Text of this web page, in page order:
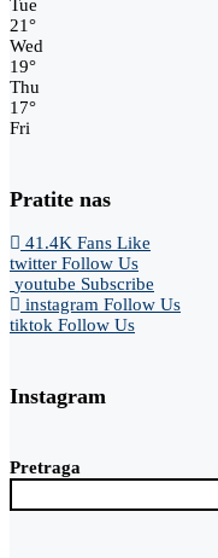
Tue
21°
Wed
19°
Thu
17°
Fri
Pratite nas
41.4K Fans Like
twitter Follow Us
youtube Subscribe
instagram Follow Us
tiktok Follow Us
Instagram
Pretraga